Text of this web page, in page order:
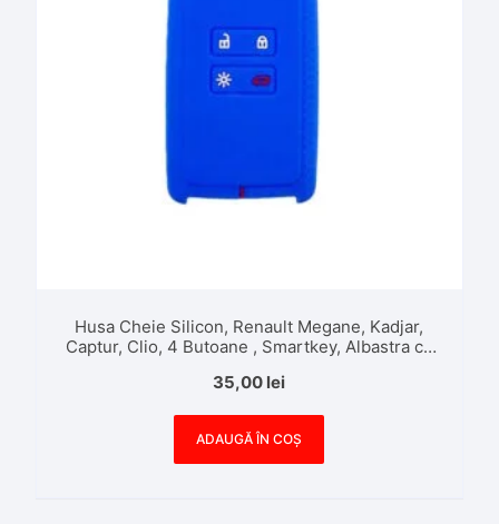
Husa Cheie Silicon, Renault Megane, Kadjar,
Captur, Clio, 4 Butoane , Smartkey, Albastra cu
35,00 lei
ADAUGĂ ÎN COȘ